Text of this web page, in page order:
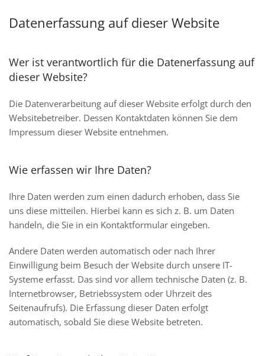
Datenerfassung auf dieser Website
Wer ist verantwortlich für die Datenerfassung auf
dieser Website?
Die Datenverarbeitung auf dieser Website erfolgt durch den
Websitebetreiber. Dessen Kontaktdaten können Sie dem
Impressum dieser Website entnehmen.
Wie erfassen wir Ihre Daten?
Ihre Daten werden zum einen dadurch erhoben, dass Sie
uns diese mitteilen. Hierbei kann es sich z. B. um Daten
handeln, die Sie in ein Kontaktformular eingeben.
Andere Daten werden automatisch oder nach Ihrer
Einwilligung beim Besuch der Website durch unsere IT-
Systeme erfasst. Das sind vor allem technische Daten (z. B.
Internetbrowser, Betriebssystem oder Uhrzeit des
Seitenaufrufs). Die Erfassung dieser Daten erfolgt
automatisch, sobald Sie diese Website betreten.